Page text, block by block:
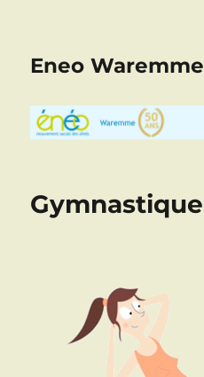
Eneo Waremme
Gymnastique